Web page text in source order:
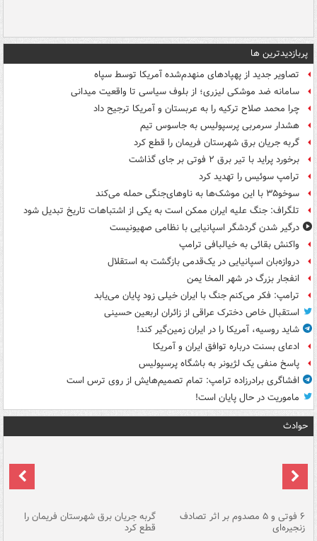
پربازدیدترین ها
تصاویر جدید از پهپادهای منهدم‌شده آمریکا توسط سپاه
سامانه ضد موشکی لیزری؛ از بلوف سیاسی تا واقعیت میدانی
چرا محمد صلاح ترکیه را به عربستان و آمریکا ترجیح داد
هشدار سرمربی پرسپولیس به جاسوس تیم
گربه جریان برق شهرستان فریمان را قطع کرد
برخورد پراید با تیر برق ۲ فوتی بر جای گذاشت
ترامپ سوئیس را تهدید کرد
سوخو۳۵ با این موشک‌ها به ناوهای‌جنگی حمله می‌کند
تلگراف: جنگ علیه ایران ممکن است به یکی از اشتباهات تاریخ تبدیل شود
درگیر شدن گردشگر اسپانیایی با نظامی صهیونیست
واکنش بقائی به خیالبافی ترامپ
دروازه‌بان اسپانیایی در یک‌قدمی بازگشت به استقلال
انفجار بزرگ در شهر المخا یمن
ترامپ: فکر می‌کنم جنگ با ایران خیلی زود پایان می‌یابد
استقبال خاص دخترک عراقی از زائران اربعین حسینی
شاید روسیه، آمریکا را در ایران زمین‌گیر کند!
ادعای بسنت درباره توافق ایران و آمریکا
پاسخ منفی یک لژیونر به باشگاه پرسپولیس
افشاگری برادرزاده ترامپ: تمام تصمیم‌هایش از روی ترس است
ماموریت در حال پایان است!
حوادث
۶ فوتی و ۵ مصدوم بر اثر تصادف
زنجیره‌ای
گربه جریان برق شهرستان فریمان را
قطع کرد